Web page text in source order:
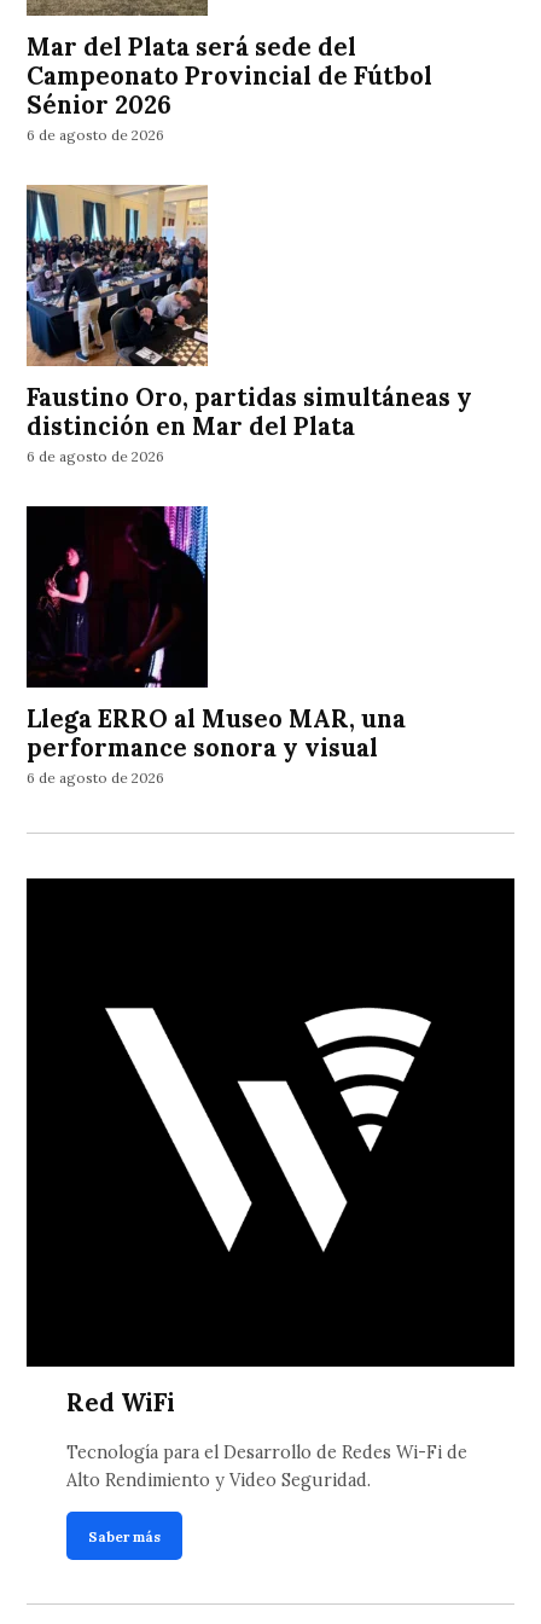
Mar del Plata será sede del
Campeonato Provincial de Fútbol
Sénior 2026
6 de agosto de 2026
Faustino Oro, partidas simultáneas y
distinción en Mar del Plata
6 de agosto de 2026
Llega ERRO al Museo MAR, una
performance sonora y visual
6 de agosto de 2026
Red WiFi
Tecnología para el Desarrollo de Redes Wi-Fi de
Alto Rendimiento y Video Seguridad.
Saber más